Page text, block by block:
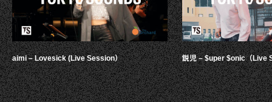
aimi – Lovesick (Live Session） 鋭児 – $uper $onic（Live